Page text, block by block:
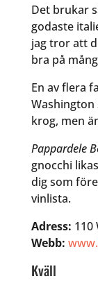
Det brukar
godaste
jag tror att
bra på
En av flera
Washington
krog, men
Pappardele
gnocchi
dig som
vinlista.
Adress: 110
Webb:
Kväll